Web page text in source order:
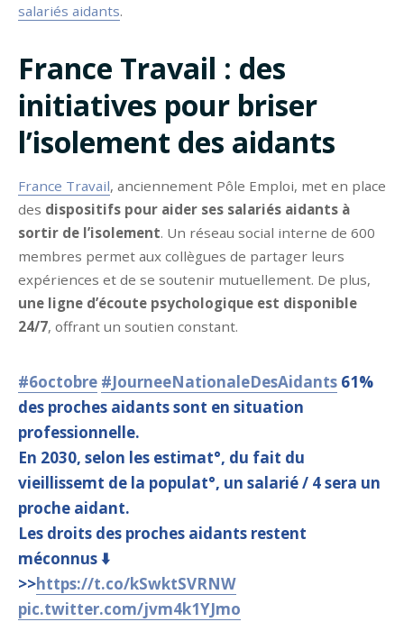
salariés aidants.
France Travail : des
initiatives pour briser
l’isolement des aidants
France Travail, anciennement Pôle Emploi, met en place
des dispositifs pour aider ses salariés aidants à
sortir de l’isolement. Un réseau social interne de 600
membres permet aux collègues de partager leurs
expériences et de se soutenir mutuellement. De plus,
une ligne d’écoute psychologique est disponible
24/7, offrant un soutien constant.
#6octobre #JourneeNationaleDesAidants 61%
des proches aidants sont en situation
professionnelle.
En 2030, selon les estimat°, du fait du
vieillissemt de la populat°, un salarié / 4 sera un
proche aidant.
Les droits des proches aidants restent
méconnus ⬇️
>>https://t.co/kSwktSVRNW
pic.twitter.com/jvm4k1YJmo